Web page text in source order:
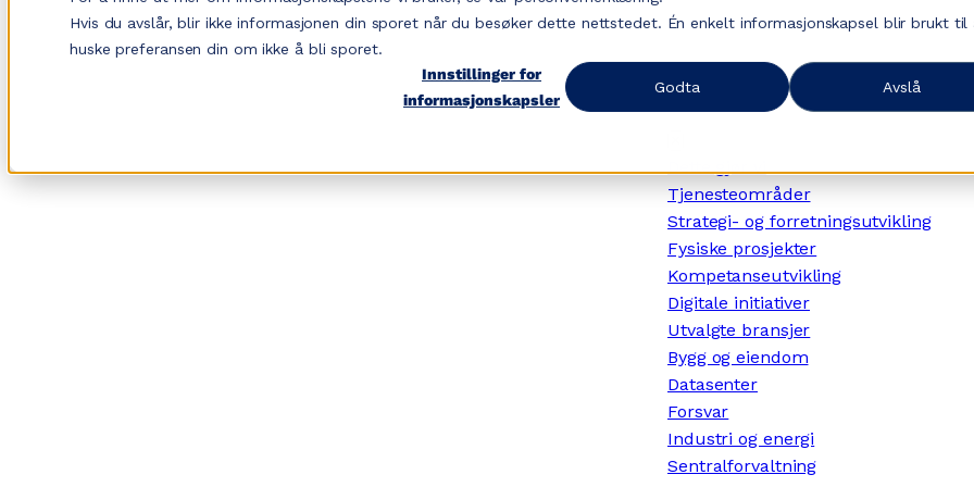
Hvis du avslår, blir ikke informasjonen din sporet når du besøker dette nettstedet. Én enkelt informasjonskapsel blir brukt til
huske preferansen din om ikke å bli sporet.
Innstillinger for
informasjonskapsler
Godta Avslå
Dette gjør vi
Tjenesteområder
Strategi- og forretningsutvikling
Fysiske prosjekter
Kompetanseutvikling
Digitale initiativer
Utvalgte bransjer
Bygg og eiendom
Datasenter
Forsvar
Industri og energi
Sentralforvaltning